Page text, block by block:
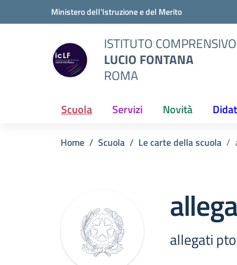
Vai ai contenuti
Vai al menu di navigazioneMinistero dell'Istruzione e del Merito
ISTITUTO COMPRENSIVO
LUCIO FONTANA
ROMA
Scuola Servizi Novità
Home Scuola Le carte della scuola
allegati